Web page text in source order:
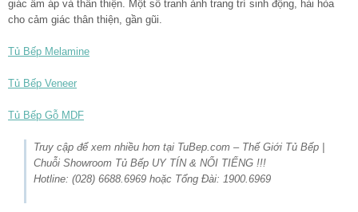
giác ấm áp và thân thiện. Một số tranh ảnh trang trí sinh động, hài hòa
cho cảm giác thân thiện, gần gũi.
Tủ Bếp Melamine
Tủ Bếp Veneer
Tủ Bếp Gỗ MDF
Truy cập để xem nhiều hơn tại TuBep.com – Thế Giới Tủ Bếp |
Chuỗi Showroom Tủ Bếp UY TÍN & NỔI TIẾNG !!!
Hotline: (028) 6688.6969 hoặc Tổng Đài: 1900.6969